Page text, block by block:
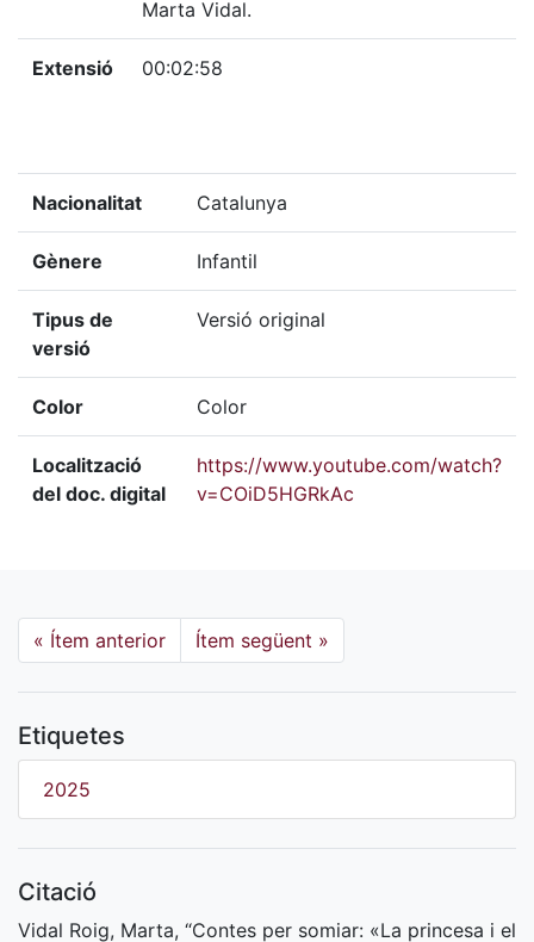
Marta Vidal.
Extensió 00:02:58
Nacionalitat Catalunya
Gènere Infantil
Tipus de
versió
Versió original
Color Color
Localització
del doc. digital
https://www.youtube.com/watch?
v=COiD5HGRkAc
« Ítem anterior Ítem següent »
Etiquetes
2025
Citació
Vidal Roig, Marta, “Contes per somiar: «La princesa i el